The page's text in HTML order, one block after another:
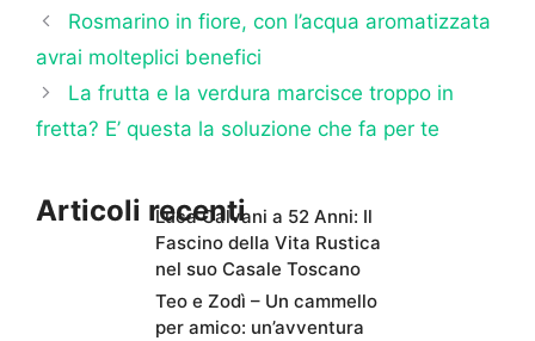
Rosmarino in fiore, con l’acqua aromatizzata
avrai molteplici benefici
La frutta e la verdura marcisce troppo in
fretta? E’ questa la soluzione che fa per te
Articoli recentiLuca Calvani a 52 Anni: Il
Fascino della Vita Rustica
nel suo Casale Toscano
Teo e Zodì – Un cammello
per amico: un’avventura